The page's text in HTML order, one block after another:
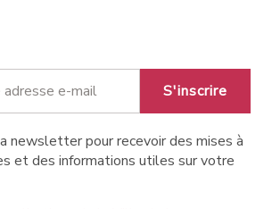
S'inscrire
newsletter pour recevoir des mises à
et des informations utiles sur votre